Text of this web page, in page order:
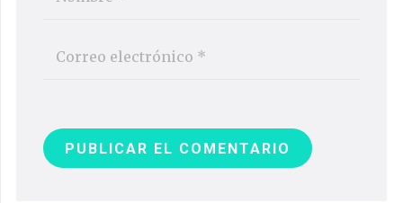
PUBLICAR EL COMENTARIO